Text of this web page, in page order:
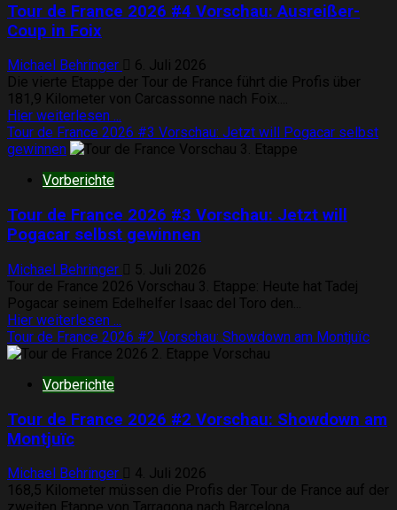
2026
Massensprint
mit
Tücken
Tour de France 2026 #4 Vorschau: Ausreißer-
Coup in Foix
Michael Behringer
6. Juli 2026
Die vierte Etappe der Tour de France führt die Profis über
181,9 Kilometer von Carcassonne nach Foix....
Hier weiterlesen ...
Informationen
über
2026
#4
Ausreißer-
Coup
in
Tour de France 2026 #3 Vorschau: Jetzt will Pogacar selbst
gewinnen
Vorberichte
Tour de France 2026 #3 Vorschau: Jetzt will
Pogacar selbst gewinnen
Michael Behringer
5. Juli 2026
Tour de France 2026 Vorschau 3. Etappe: Heute hat Tadej
Pogacar seinem Edelhelfer Isaac del Toro den...
Hier weiterlesen ...
Informationen
über
2026
Jetzt
will
Pogacar
Tour de France 2026 #2 Vorschau: Showdown am Montjuïc
Vorberichte
Tour de France 2026 #2 Vorschau: Showdown am
Montjuïc
Michael Behringer
4. Juli 2026
168,5 Kilometer müssen die Profis der Tour de France auf der